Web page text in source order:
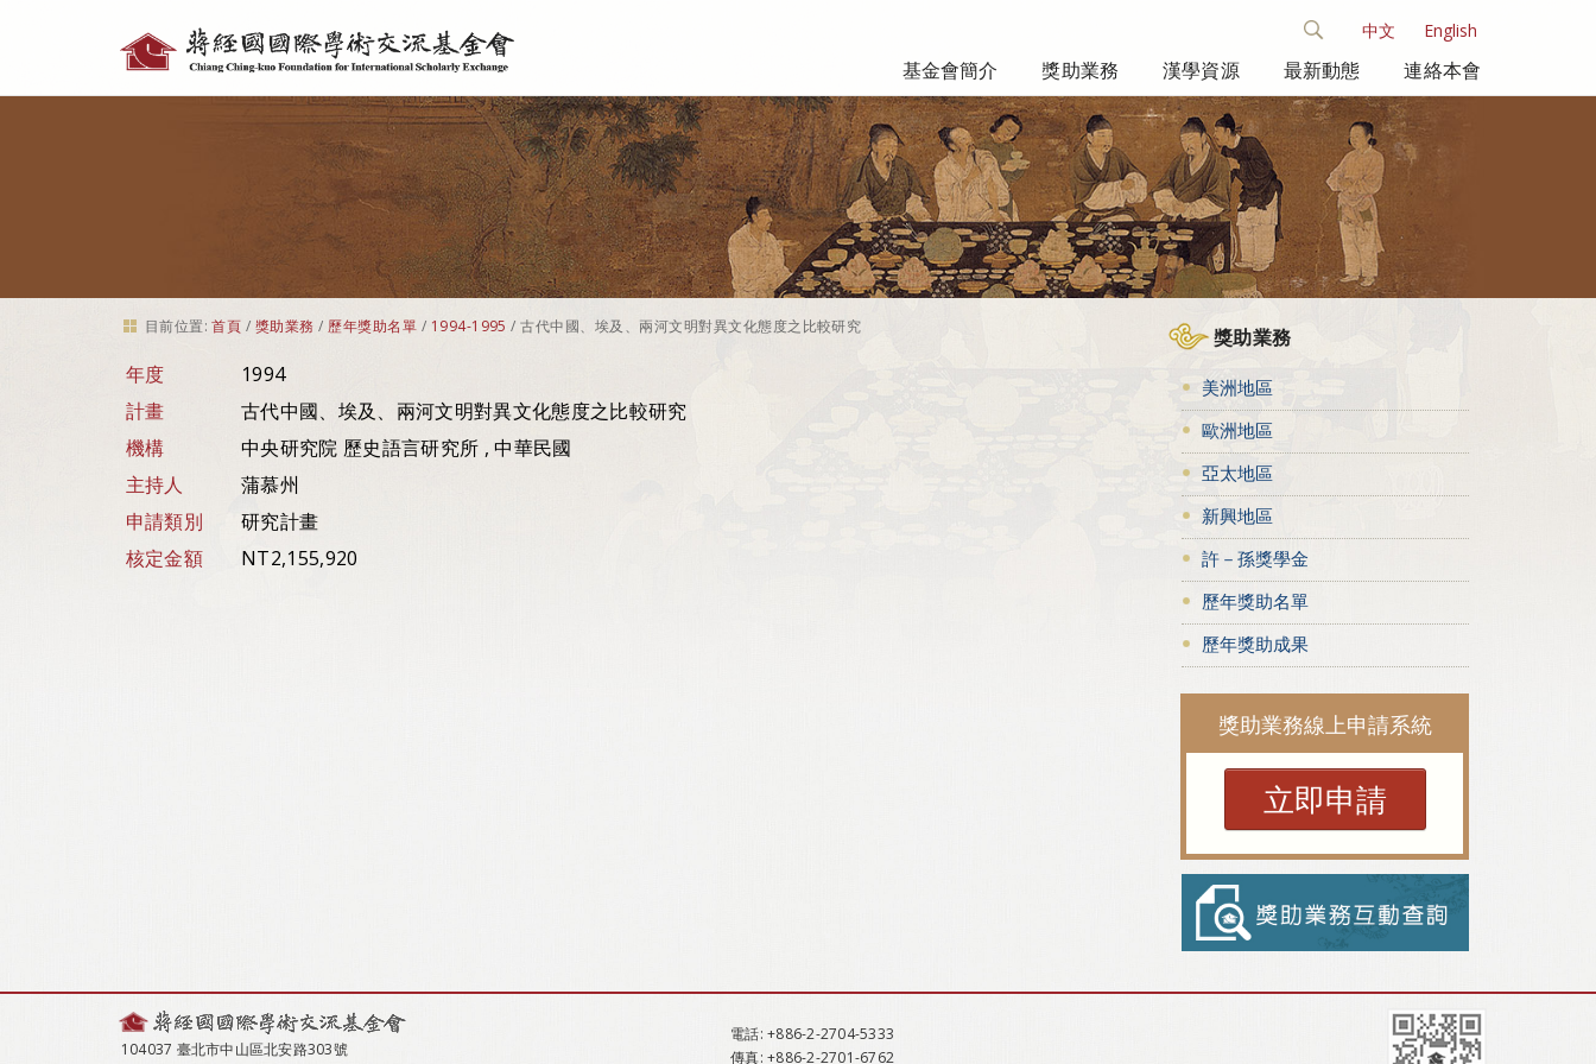
具
中文 English
基金會簡介 獎助業務 漢學資源 最新動態 連絡本會
目前位置: 首頁 / 獎助業務 / 歷年獎助名單 / 1994-1995 /古代中國、埃及、兩河文明對異文化態度之比較研究
年度
1994
計畫
古代中國、埃及、兩河文明對異文化態度之比較研究
機構
中央研究院 歷史語言研究所 , 中華民國
主持人
蒲慕州
申請類別
研究計畫
核定金額
NT2,155,920
獎助業務
美洲地區
歐洲地區
亞太地區
新興地區
許－孫獎學金
歷年獎助名單
歷年獎助成果
獎助業務線上申請系統
立即申請
104037 臺北市中山區北安路303號
電話: +886-2-2704-5333
傳真: +886-2-2701-6762